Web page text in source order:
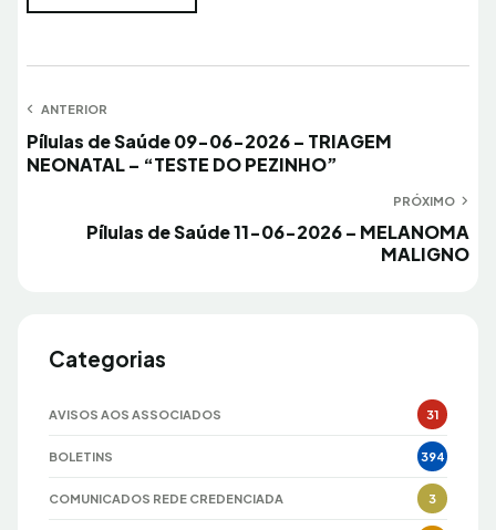
Navegação
de
ANTERIOR
Anterior
Pílulas de Saúde 09-06-2026 – TRIAGEM
NEONATAL – “TESTE DO PEZINHO”
PRÓXIMO
PróximoPílulas de Saúde 11-06-2026 – MELANOMA
MALIGNO
Categorias
AVISOS AOS ASSOCIADOS 31
BOLETINS 394
COMUNICADOS REDE CREDENCIADA 3